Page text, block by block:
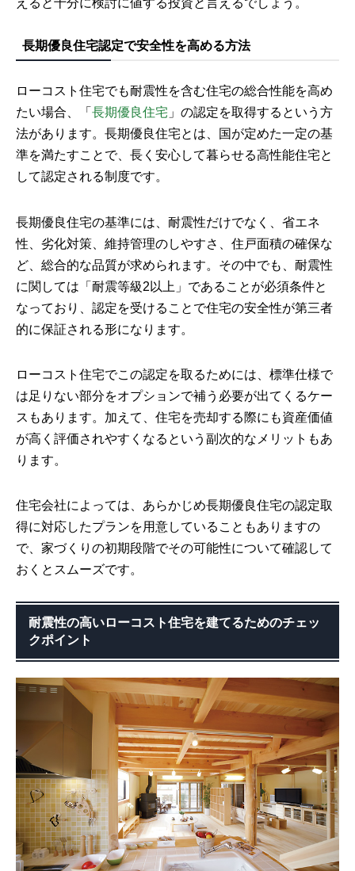
長期優良住宅認定で安全性を高める方法
ローコスト住宅でも耐震性を含む住宅の総合性能を高め
たい場合、「 長期優良住宅 」の認定を取得するという方
法があります。長期優良住宅とは、国が定めた一定の基
準を満たすことで、長く安心して暮らせる高性能住宅と
して認定される制度です。
長期優良住宅の基準には、耐震性だけでなく、省エネ
性、劣化対策、維持管理のしやすさ、住戸面積の確保な
ど、総合的な品質が求められます。その中でも、耐震性
に関しては「耐震等級2以上」であることが必須条件と
なっており、認定を受けることで住宅の安全性が第三者
的に保証される形になります。
ローコスト住宅でこの認定を取るためには、標準仕様で
は足りない部分をオプションで補う必要が出てくるケー
スもあります。加えて、住宅を売却する際にも資産価値
が高く評価されやすくなるという副次的なメリットもあ
ります。
住宅会社によっては、あらかじめ長期優良住宅の認定取
得に対応したプランを用意していることもありますの
で、家づくりの初期段階でその可能性について確認して
おくとスムーズです。
耐震性の高いローコスト住宅を建てるためのチェッ
クポイント